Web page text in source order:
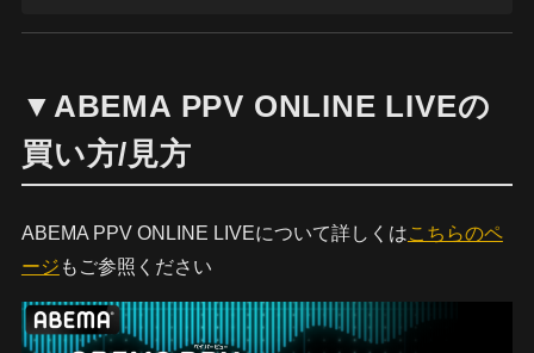
▼ABEMA PPV ONLINE LIVEの
買い方/見方
ABEMA PPV ONLINE LIVEについて詳しくはこちらのペ
ージ もご参照ください